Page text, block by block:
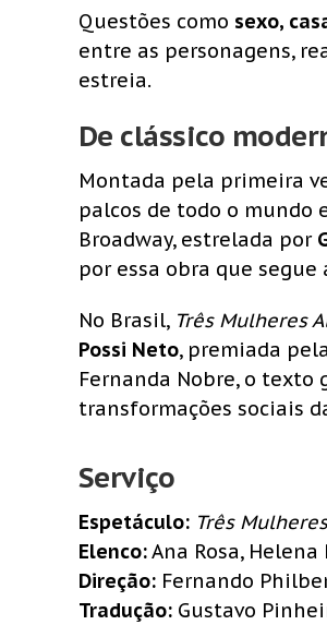
Questões como sexo,
entre as personagens,
estreia.
De clássico
Montada pela primeira
palcos de todo o mundo
Broadway, estrelada por
por essa obra que
No Brasil, Três Mulheres
Possi Neto, premiada pela
Fernanda Nobre, o
transformações sociais
Serviço
Espetáculo: Três
Elenco:Ana Rosa,
Direção: Fernando
Tradução: Gustavo